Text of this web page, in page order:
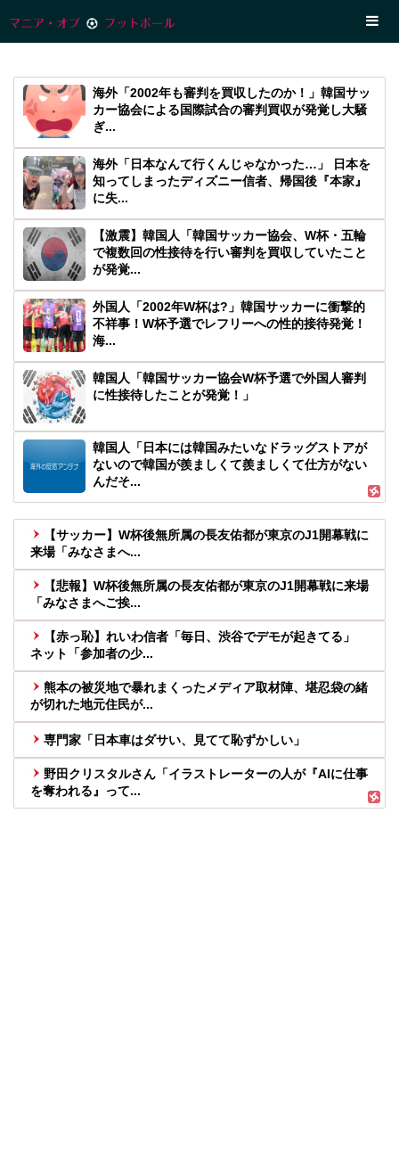
海外「2002年も審判を買収したのか！」韓国サッ
カー協会による国際試合の審判買収が発覚し大騒
ぎ...
海外「日本なんて行くんじゃなかった…」 日本を
知ってしまったディズニー信者、帰国後『本家』
に失...
【激震】韓国人「韓国サッカー協会、W杯・五輪
で複数回の性接待を行い審判を買収していたこと
が発覚...
外国人「2002年W杯は?」韓国サッカーに衝撃的
不祥事！W杯予選でレフリーへの性的接待発覚！
海...
韓国人「韓国サッカー協会W杯予選で外国人審判
に性接待したことが発覚！」
韓国人「日本には韓国みたいなドラッグストアが
ないので韓国が羨ましくて羨ましくて仕方がない
んだそ...
【サッカー】W杯後無所属の長友佑都が東京のJ1開幕戦に
来場「みなさまへ...
【悲報】W杯後無所属の長友佑都が東京のJ1開幕戦に来場
「みなさまへご挨...
【赤っ恥】れいわ信者「毎日、渋谷でデモが起きてる」
ネット「参加者の少...
熊本の被災地で暴れまくったメディア取材陣、堪忍袋の緒
が切れた地元住民が...
専門家「日本車はダサい、見てて恥ずかしい」
野田クリスタルさん「イラストレーターの人が『AIに仕事
を奪われる』って...